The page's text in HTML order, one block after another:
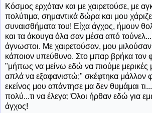
Κόσμος ερχόταν και με χαιρετούσε, με
πολύτιμα, σημαντικά δώρα και μου
συναισθήματα του! Είχα άγχος, ήμουν
και τα άκουγα όλα σαν μέσα από
άγνωστοι. Με χαιρετούσαν, μου
κάποιον υπεύθυνο. Στο μπαρ βρήκα τον
"μήπως να μείνω εδώ να πιούμε μερικές
απλά να εξαφανιστώ;" σκέφτηκα μάλλον
εκείνος μου απάντησε μα δεν θυμάμαι
πολύ...τι να έλεγα; Όλοι ήρθαν εδώ για
άγχος!